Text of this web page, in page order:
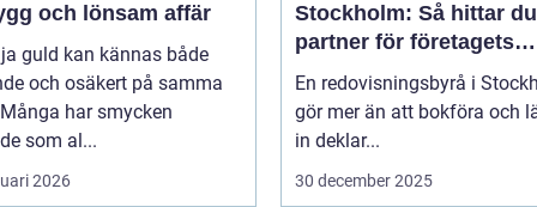
och lönsam affär
guld kan kännas både
och osäkert på samma
har smycken
som al...
2026
Stockholm: Så hittar
partner för företagets
ekonomi
En redovisningsbyrå i
gör mer än att bokföra och
in deklar...
30 december 2025